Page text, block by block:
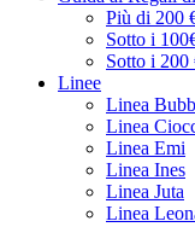
Più di 200
Sotto i
Sotto i 200
Linee
Linea
Linea
Linea Emi
Linea Ines
Linea Juta
Linea